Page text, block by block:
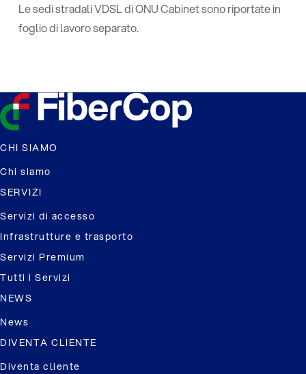
Le sedi stradali VDSL di ONU Cabinet sono riportate in
foglio di lavoro separato.
CHI SIAMO
Chi siamo
SERVIZI
Servizi di accesso
Infrastrutture e trasporto
Servizi Premium
Tutti i Servizi
NEWS
News
DIVENTA CLIENTE
Diventa cliente